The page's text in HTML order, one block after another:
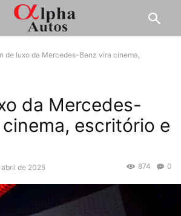
de luxo da Mercedes-Benz vira cinema,
da Mercedes-
escritório e
de 2025 0
874